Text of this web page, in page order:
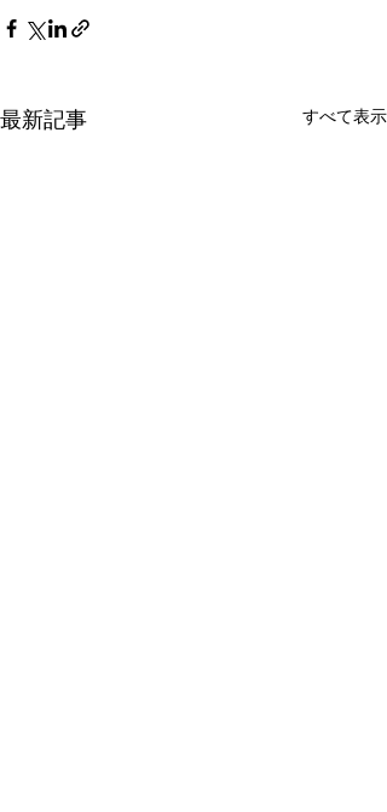
最新記事 すべて表示